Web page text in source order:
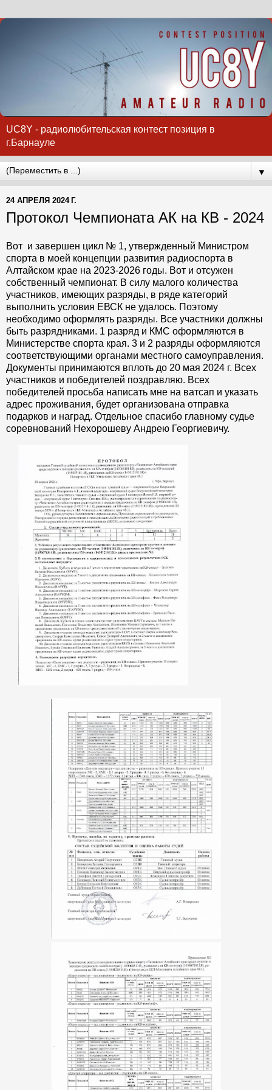
UC8Y - радиолюбительская контест позиция в
г.Барнауле
▼
24 АПРЕЛЯ 2024 Г.
Протокол Чемпионата АК на КВ - 2024
Вот и завершен цикл № 1, утвержденный Министром
спорта в моей концепции развития радиоспорта в
Алтайском крае на 2023-2026 годы. Вот и отсужен
собственный чемпионат. В силу малого количества
участников, имеющих разряды, в ряде категорий
выполнить условия ЕВСК не удалось. Поэтому
необходимо оформлять разряды. Все участники должны
быть разрядниками. 1 разряд и КМС оформляются в
Министерстве спорта края. 3 и 2 разряды оформляются
соответствующими органами местного самоуправления.
Документы принимаются вплоть до 20 мая 2024 г. Всех
участников и победителей поздравляю. Всех
победителей просьба написать мне на ватсап и указать
адрес проживания, будет организована отправка
подарков и наград. Отдельное спасибо главному судье
соревнований Нехорошеву Андрею Георгиевичу.